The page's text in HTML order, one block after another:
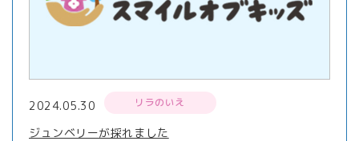
2024.05.30 リラのいえ
ジュンベリーが採れました